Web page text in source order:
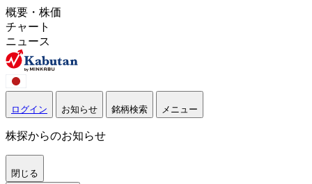
概要・株価
チャート
ニュース
ログイン お知らせ 銘柄検索 メニュー
株探からのお知らせ
閉じる